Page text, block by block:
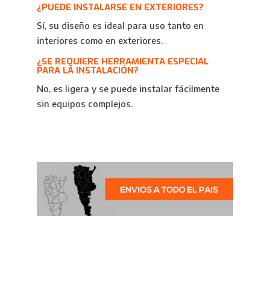
¿PUEDE INSTALARSE EN EXTERIORES?
Sí, su diseño es ideal para uso tanto en
interiores como en exteriores.
¿SE REQUIERE HERRAMIENTA ESPECIAL
PARA LA INSTALACIÓN?
No, es ligera y se puede instalar fácilmente
sin equipos complejos.